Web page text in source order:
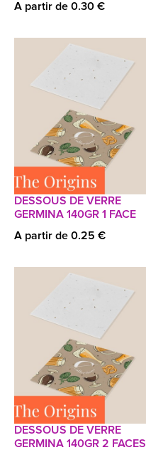
A partir de 0.30 €
DESSOUS DE VERRE
GERMINA 140GR 1 FACE
A partir de 0.25 €
DESSOUS DE VERRE
GERMINA 140GR 2 FACES